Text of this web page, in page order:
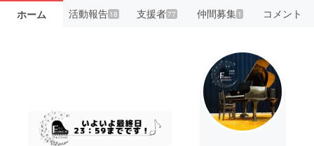
ホーム 活動報告18 支援者77 仲間募集 1 コメント